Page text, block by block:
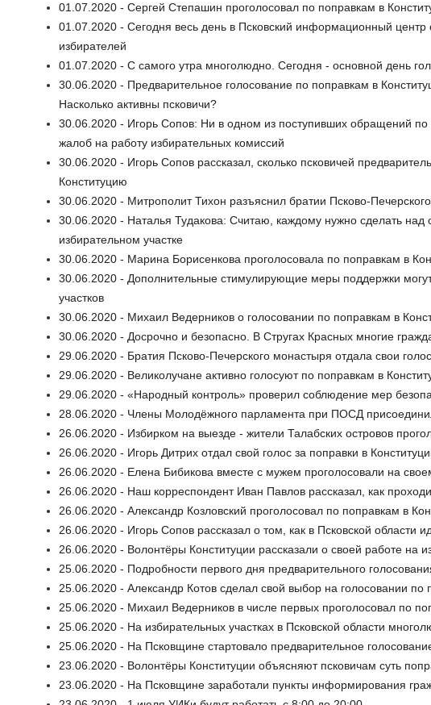
01.07.2020 - Сергей Степашин проголосовал по поправкам в
01.07.2020 - Сегодня весь день в Псковский информационный центр
избирателей
01.07.2020 - С самого утра многолюдно. Сегодня - основной день
30.06.2020 - Предварительное голосование по поправкам в
Насколько активны псковичи?
30.06.2020 - Игорь Сопов: Ни в одном из поступивших обращений по
жалоб на работу избирательных комиссий
30.06.2020 - Игорь Сопов рассказал, сколько псковичей
Конституцию
30.06.2020 - Митрополит Тихон разъяснил братии Псково-
30.06.2020 - Наталья Тудакова: Считаю, каждому нужно сделать над
избирательном участке
30.06.2020 - Марина Борисенкова проголосовала по поправкам в
30.06.2020 - Дополнительные стимулирующие меры поддержки
участков
30.06.2020 - Михаил Ведерников о голосовании по поправкам в
30.06.2020 - Досрочно и безопасно. В Стругах Красных многие
29.06.2020 - Братия Псково-Печерского монастыря отдала свои
29.06.2020 - Великолучане активно голосуют по поправкам в
29.06.2020 - «Народный контроль» проверил соблюдение мер
28.06.2020 - Члены Молодёжного парламента при ПОСД
26.06.2020 - Избирком на выезде - жители Талабских островов
26.06.2020 - Игорь Дитрих отдал свой голос за поправки в
26.06.2020 - Елена Бибикова вместе с мужем проголосовали на
26.06.2020 - Наш корреспондент Иван Павлов рассказал, как
26.06.2020 - Александр Козловский проголосовал по поправкам в
26.06.2020 - Игорь Сопов рассказал о том, как в Псковской области
26.06.2020 - Волонтёры Конституции рассказали о своей работе на
25.06.2020 - Подробности первого дня предварительного
25.06.2020 - Александр Котов сделал свой выбор на голосовании по
25.06.2020 - Михаил Ведерников в числе первых проголосовал по
25.06.2020 - На избирательных участках в Псковской области
25.06.2020 - На Псковщине стартовало предварительное
23.06.2020 - Волонтёры Конституции объясняют псковичам суть
23.06.2020 - На Псковщине заработали пункты информирования